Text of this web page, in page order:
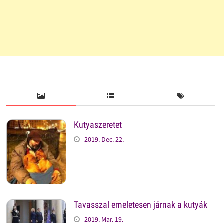
Kutyaszeretet
2019. Dec. 22.
Tavasszal emeletesen járnak a kutyák
2019. Mar. 19.